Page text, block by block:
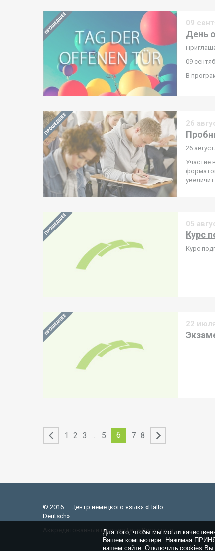
09
День
09
В
26
26
Участие
05
Курс
Курс
22
1 2 3 5 6 7 8
© 2016 — Центр немецкого языка «Hallo
Deutsch»
Аккредитованный партнёр Гёте-Института
Для того, чтобы мы могли
Вашем компьютере. Нажимая
нашем сайте. Отключить cookies Вы